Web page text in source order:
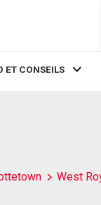
ET CONSEILS
West